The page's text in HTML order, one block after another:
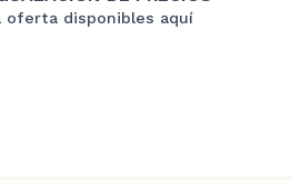
oferta disponibles aquí